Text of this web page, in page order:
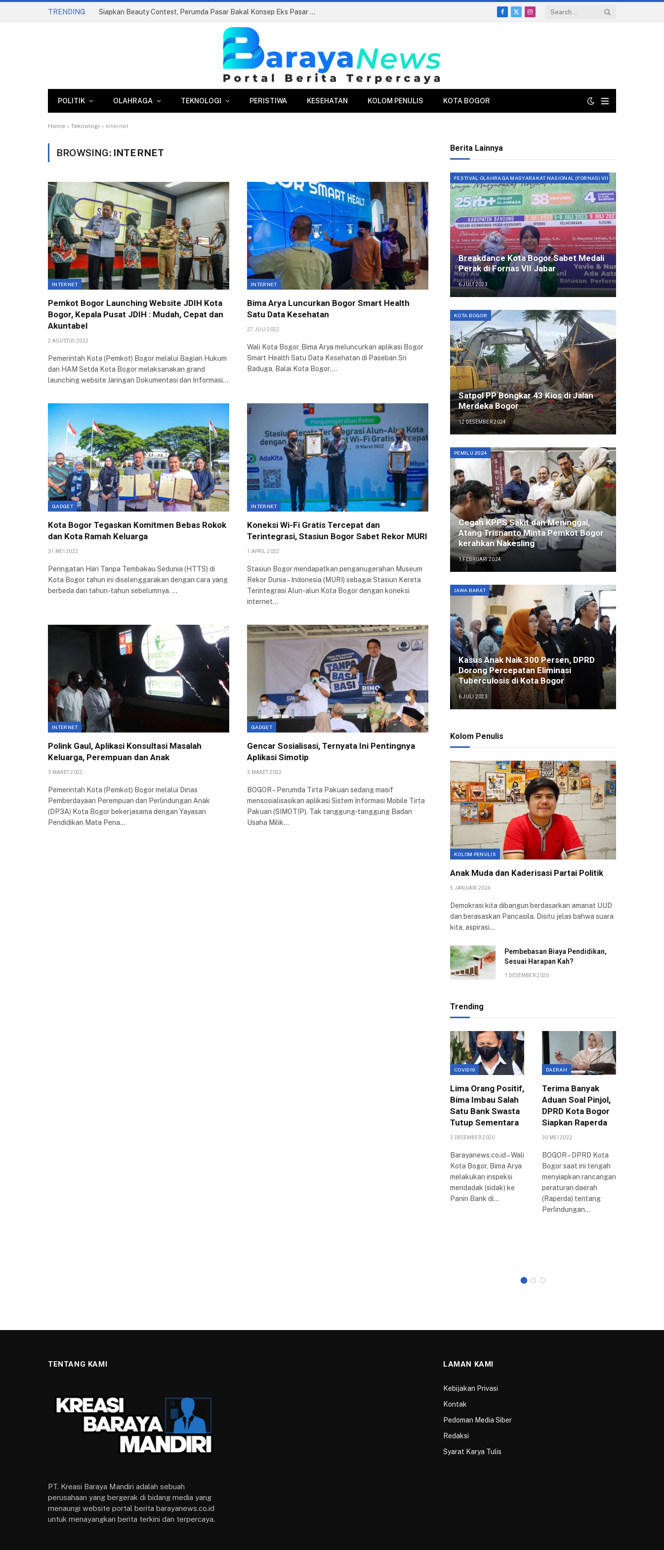
TRENDING Siapkan Beauty Contest, Perumda Pasar Bakal Konsep Eks Pasar Bogor Jadi Kawasan Terpadu
Facebook
X
Instagram
POLITIK OLAHRAGA TEKNOLOGI PERISTIWA KESEHATAN KOLOM PENULIS KOTA BOGOR
Home » Teknologi » Internet
BROWSING: INTERNET
INTERNET
Pemkot Bogor Launching Website JDIH Kota
Bogor, Kepala Pusat JDIH : Mudah, Cepat dan
Akuntabel
2 AGUSTUS 2022
Pemerintah Kota (Pemkot) Bogor melalui Bagian Hukum
dan HAM Setda Kota Bogor melaksanakan grand
launching website Jaringan Dokumentasi dan Informasi…
INTERNET
Bima Arya Luncurkan Bogor Smart Health
Satu Data Kesehatan
27 JULI 2022
Wali Kota Bogor, Bima Arya meluncurkan aplikasi Bogor
Smart Health Satu Data Kesehatan di Paseban Sri
Baduga, Balai Kota Bogor,…
GADGET
Kota Bogor Tegaskan Komitmen Bebas Rokok
dan Kota Ramah Keluarga
31 MEI 2022
Peringatan Hari Tanpa Tembakau Sedunia (HTTS) di
Kota Bogor tahun ini diselenggarakan dengan cara yang
berbeda dari tahun-tahun sebelumnya. …
INTERNET
Koneksi Wi-Fi Gratis Tercepat dan
Terintegrasi, Stasiun Bogor Sabet Rekor MURI
1 APRIL 2022
Stasiun Bogor mendapatkan penganugerahan Museum
Rekor Dunia – Indonesia (MURI) sebagai Stasiun Kereta
Terintegrasi Alun-alun Kota Bogor dengan koneksi
internet…
INTERNET
Polink Gaul, Aplikasi Konsultasi Masalah
Keluarga, Perempuan dan Anak
3 MARET 2022
Pemerintah Kota (Pemkot) Bogor melalui Dinas
Pemberdayaan Perempuan dan Perlindungan Anak
(DP3A) Kota Bogor bekerjasama dengan Yayasan
Pendidikan Mata Pena…
GADGET
Gencar Sosialisasi, Ternyata Ini Pentingnya
Aplikasi Simotip
3 MARET 2022
BOGOR – Perumda Tirta Pakuan sedang masif
mensosialisasikan aplikasi Sistem Informasi Mobile Tirta
Pa­kuan (SIMOTIP). Tak tanggung-tanggung Badan
Usaha Milik…
Berita Lainnya
FESTIVAL OLAHRAGA MASYARAKAT NASIONAL (FORNAS) VII
Breakdance Kota Bogor Sabet Medali
Perak di Fornas VII Jabar
6 JULI 2023
KOTA BOGOR
Satpol PP Bongkar 43 Kios di Jalan
Merdeka Bogor
12 DESEMBER 2024
PEMILU 2024
Cegah KPPS Sakit dan Meninggal,
Atang Trisnanto Minta Pemkot Bogor
kerahkan Nakesling
1 FEBRUARI 2024
JAWA BARAT
Kasus Anak Naik 300 Persen, DPRD
Dorong Percepatan Eliminasi
Tuberculosis di Kota Bogor
6 JULI 2023
Kolom Penulis
KOLOM PENULIS
Anak Muda dan Kaderisasi Partai Politik
5 JANUARI 2024
Demokrasi kita dibangun berdasarkan amanat UUD
dan berasaskan Pancasila. Disitu jelas bahwa suara
kita, aspirasi…
Pembebasan Biaya Pendidikan,
Sesuai Harapan Kah?
1 DESEMBER 2020
Trending
COVID19
Lima Orang Positif,
Bima Imbau Salah
Satu Bank Swasta
Tutup Sementara
3 DESEMBER 2020
Barayanews.co.id – Wali
Kota Bogor, Bima Arya
melakukan inspeksi
mendadak (sidak) ke
Panin Bank di…
DAERAH
Terima Banyak
Aduan Soal Pinjol,
DPRD Kota Bogor
Siapkan Raperda
30 MEI 2022
BOGOR – DPRD Kota
Bogor saat ini tengah
menyiapkan rancangan
peraturan daerah
(Raperda) tentang
Perlindungan…
TENTANG KAMI
PT. Kreasi Baraya Mandiri adalah sebuah
perusahaan yang bergerak di bidang media yang
menaungi website portal berita barayanews.co.id
untuk menayangkan berita terkini dan terpercaya.
LAMAN KAMI
Kebijakan Privasi
Kontak
Pedoman Media Siber
Redaksi
Syarat Karya Tulis